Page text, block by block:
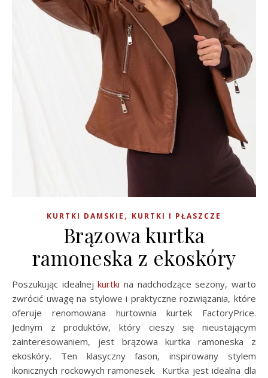
KURTKI DAMSKIE , KURTKI I PŁASZCZE
Brązowa kurtka
ramoneska z ekoskóry
Poszukując idealnejkurtki na nadchodzące sezony, warto
zwrócić uwagę na stylowe i praktyczne rozwiązania, które
oferuje renomowana hurtownia kurtek FactoryPrice.
Jednym z produktów, który cieszy się nieustającym
zainteresowaniem, jest brązowa kurtka ramoneska z
ekoskóry. Ten klasyczny fason, inspirowany stylem
ikonicznych rockowych ramonesek. Kurtka jest idealna dla